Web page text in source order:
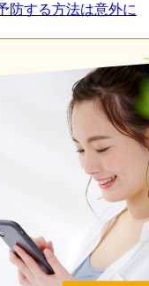
防する方法は意外に